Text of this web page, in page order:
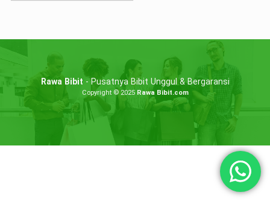
Rawa Bibit - Pusatnya Bibit Unggul & Bergaransi
Copyright © 2025 Rawa Bibit.com